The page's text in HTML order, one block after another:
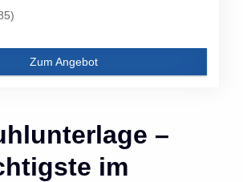
Zum Angebot
–
im